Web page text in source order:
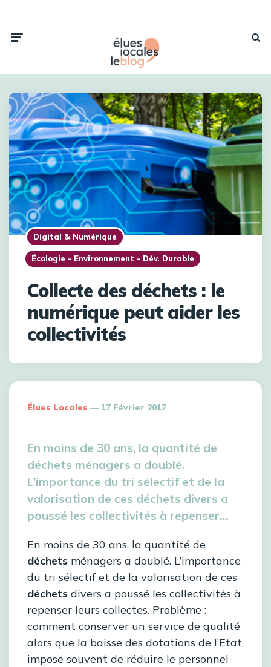
Digital & Numérique
Écologie - Environnement - Dév. Durable
Collecte des déchets : le
numérique peut aider les
collectivités
Élues Locales 17 Février 2017
En moins de 30 ans, la quantité de
déchets ménagers a doublé.
L’importance du tri sélectif et de la
valorisation de ces déchets divers a
poussé les collectivités à repenser…
En moins de 30 ans, la quantité de
déchets ménagers a doublé. L’importance
du tri sélectif et de la valorisation de ces
déchets divers a poussé les collectivités à
repenser leurs collectes. Problème :
comment conserver un service de qualité
alors que la baisse des dotations de l’Etat
impose souvent de réduire le personnel